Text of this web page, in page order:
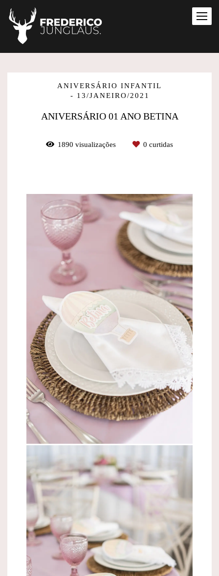
ANIVERSÁRIO INFANTIL
13/JANEIRO/2021
ANIVERSÁRIO 01 ANO BETINA
1890 visualizações 0 curtidas